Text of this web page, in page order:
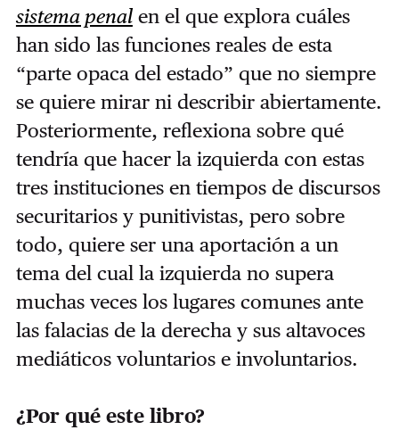
sistema penalen el que explora cuáles
han sido las funciones reales de esta
“parte opaca del estado” que no siempre
se quiere mirar ni describir abiertamente.
Posteriormente, reflexiona sobre qué
tendría que hacer la izquierda con estas
tres instituciones en tiempos de discursos
securitarios y punitivistas, pero sobre
todo, quiere ser una aportación a un
tema del cual la izquierda no supera
muchas veces los lugares comunes ante
las falacias de la derecha y sus altavoces
mediáticos voluntarios e involuntarios.
¿Por qué este libro?